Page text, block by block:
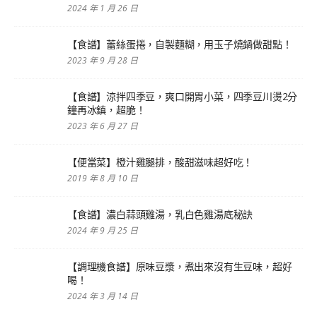
2024 年 1 月 26 日
【食譜】蕾絲蛋捲，自製麵糊，用玉子燒鍋做甜點！
2023 年 9 月 28 日
【食譜】涼拌四季豆，爽口開胃小菜，四季豆川燙2分
鐘再冰鎮，超脆！
2023 年 6 月 27 日
【便當菜】橙汁雞腿排，酸甜滋味超好吃！
2019 年 8 月 10 日
【食譜】濃白蒜頭雞湯，乳白色雞湯底秘訣
2024 年 9 月 25 日
【調理機食譜】原味豆漿，煮出來沒有生豆味，超好
喝！
2024 年 3 月 14 日